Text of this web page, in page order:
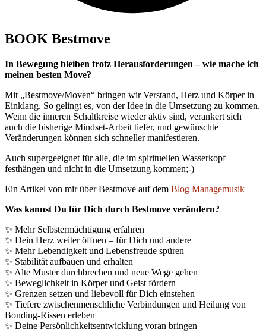
BOOK Bestmove
In Bewegung bleiben trotz Herausforderungen – wie mache ich
meinen besten Move?
Mit „Bestmove/Moven“ bringen wir Verstand, Herz und Körper in
Einklang. So gelingt es, von der Idee in die Umsetzung zu kommen.
Wenn die inneren Schaltkreise wieder aktiv sind, verankert sich
auch die bisherige Mindset-Arbeit tiefer, und gewünschte
Veränderungen können sich schneller manifestieren.
Auch supergeeignet für alle, die im spirituellen Wasserkopf
festhängen und nicht in die Umsetzung kommen;-)
Ein Artikel von mir über Bestmove auf dem Blog Managemusik
Was kannst Du für Dich durch Bestmove verändern?
✨ Mehr Selbstermächtigung erfahren
✨ Dein Herz weiter öffnen – für Dich und andere
✨ Mehr Lebendigkeit und Lebensfreude spüren
✨ Stabilität aufbauen und erhalten
✨ Alte Muster durchbrechen und neue Wege gehen
✨ Beweglichkeit in Körper und Geist fördern
✨ Grenzen setzen und liebevoll für Dich einstehen
✨ Tiefere zwischenmenschliche Verbindungen und Heilung von
Bonding-Rissen erleben
✨ Deine Persönlichkeitsentwicklung voran bringen